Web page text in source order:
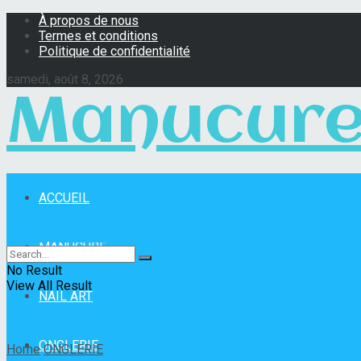
À propos de nous
Termes et conditions
Politique de confidentialité
samedi, août 8, 2026
ACCUEIL
MANUCURE
NAIL ART
ONGLERIE
No Result
View All Result
Home ONGLERIE